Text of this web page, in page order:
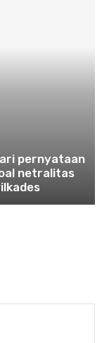
pernyataan
netralitas